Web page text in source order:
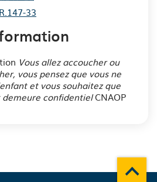
33
Vous allez accoucher ou
vous pensez que vous ne
et vous souhaitez que
confidentielCNAOP